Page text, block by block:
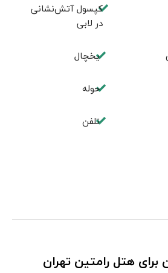
کپسول آتش‌نشانی
در لابی
یخچال
حوله
تلفن
برای هتل رامتین تهران